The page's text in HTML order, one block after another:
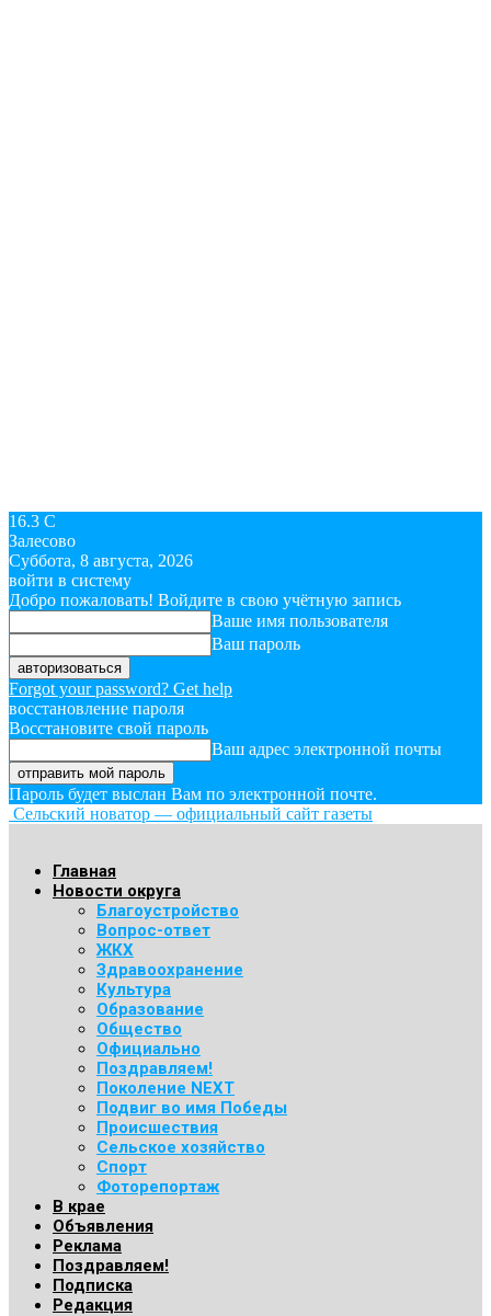
16.3 C
Залесово
Суббота, 8 августа, 2026
войти в систему
Добро пожаловать! Войдите в свою учётную запись
Ваше имя пользователя
Ваш пароль
Forgot your password? Get help
восстановление пароля
Восстановите свой пароль
Ваш адрес электронной почты
Пароль будет выслан Вам по электронной почте.
Сельский новатор — официальный сайт газеты
Главная
Новости округа
Благоустройство
Вопрос-ответ
ЖКХ
Здравоохранение
Культура
Образование
Общество
Официально
Поздравляем!
Поколение NEXT
Подвиг во имя Победы
Происшествия
Сельское хозяйство
Спорт
Фоторепортаж
В крае
Объявления
Реклама
Поздравляем!
Подписка
Редакция